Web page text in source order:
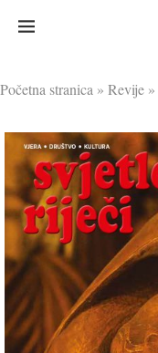
Početna stranica » Revije »